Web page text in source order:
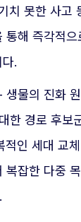
치 못한 사고
통해 즉각적으
.
물의 진화
한 경로 후보
인 세대 교
복잡한 다중